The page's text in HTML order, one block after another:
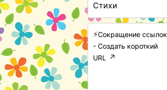
Стихи
⚡Сокращение ссылок
- Создать короткий
URL
↗